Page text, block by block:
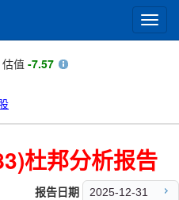
估值 -7.57
杜邦分析报告
报告日期 2025-12-31